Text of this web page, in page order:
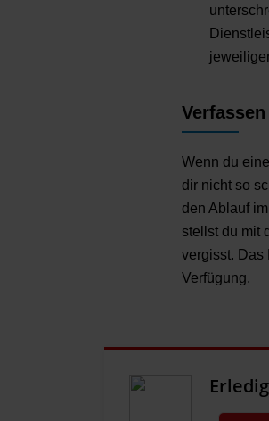
Wenn du eine
dir nicht so
den Ablauf
stellst du mit
vergisst. Das
Verfügung.